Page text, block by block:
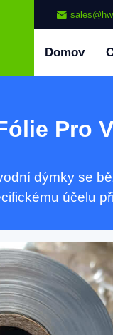
Domov
Pro
dýmky se
účelu